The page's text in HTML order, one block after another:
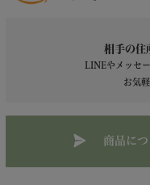
相手の住
LINEやメッセ
お気
商品に